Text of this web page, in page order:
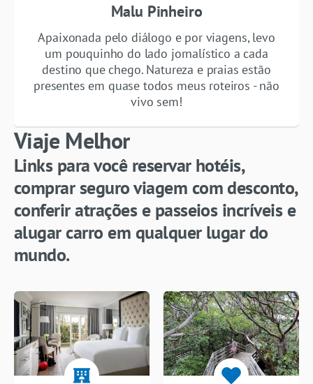
Malu Pinheiro
Apaixonada pelo diálogo e por viagens, levo
um pouquinho do lado jornalístico a cada
destino que chego. Natureza e praias estão
presentes em quase todos meus roteiros - não
vivo sem!
Viaje Melhor
Links para você reservar hotéis,
comprar seguro viagem com desconto,
conferir atrações e passeios incríveis e
alugar carro em qualquer lugar do
mundo.